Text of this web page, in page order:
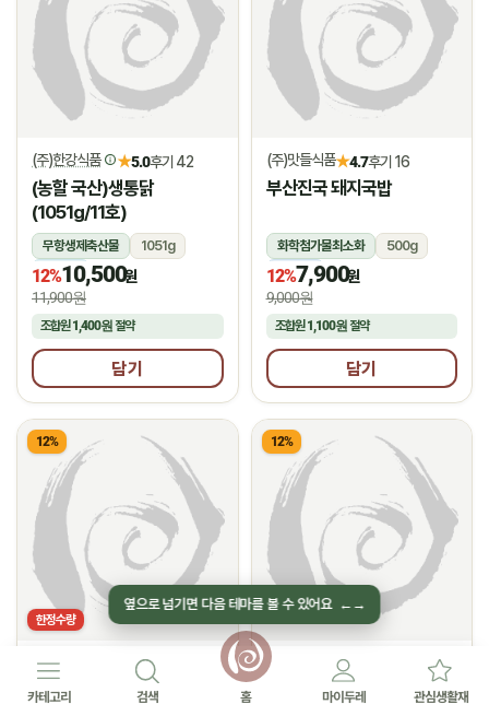
(주)한강식품 ★5.0후기 42
(농할 국산)생통닭
(1051g/11호)
무항생제축산물
1051g
냉장
12%10,500원
11,900원
조합원1,400원 절약
담기
(주)맛들식품★4.7후기 16
부산진국 돼지국밥
화학첨가물최소화
500g
냉동
12%7,900원
9,000원
조합원1,100원절약
담기
12%
한정수량
선농생활 후기 1
순살통족발(400g)
12%
(주)네니아 ★5.0
유기농 딸기 쉐이크
카테고리 검색 홈 마이두레 관심생활재
옆으로 넘기면 다음 테마를 볼 수 있어요 ←→